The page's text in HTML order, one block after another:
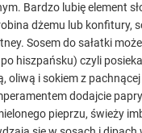
Bardzo lubię element
dżemu lub konfitury,
Sosem do sałatki
hiszpańsku) czyli
oliwą i sokiem z
dodajcie
pieprzu, świeży